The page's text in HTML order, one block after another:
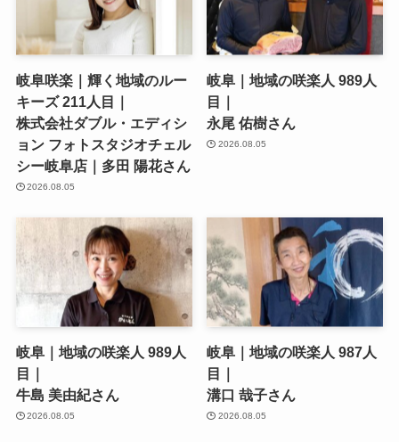
岐阜咲楽｜輝く地域のルー
キーズ 211人目｜
株式会社ダブル・エディシ
ョン フォトスタジオチェル
シー岐阜店｜多田 陽花さん
2026.08.05
岐阜｜地域の咲楽人 989人
目｜
永尾 佑樹さん
2026.08.05
岐阜｜地域の咲楽人 989人
目｜
牛島 美由紀さん
2026.08.05
岐阜｜地域の咲楽人 987人
目｜
溝口 哉子さん
2026.08.05